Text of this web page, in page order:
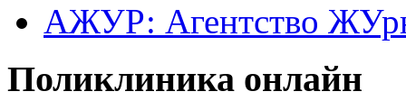
АЖУР: Агентство
Поликлиника онлайн